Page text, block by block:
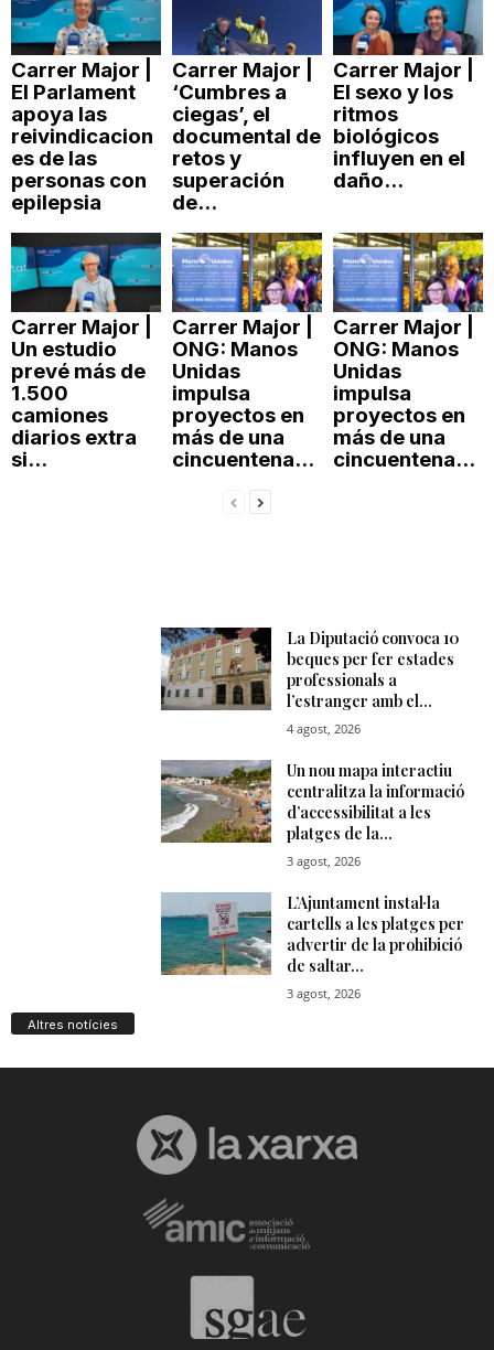
Carrer Major |
El Parlament
apoya las
reivindicacion
es de las
personas con
epilepsia
Carrer Major |
‘Cumbres a
ciegas’, el
documental de
retos y
superación
de...
Carrer Major |
El sexo y los
ritmos
biológicos
influyen en el
daño...
Carrer Major |
Un estudio
prevé más de
1.500
camiones
diarios extra
si...
Carrer Major |
ONG: Manos
Unidas
impulsa
proyectos en
más de una
cincuentena...
Carrer Major |
ONG: Manos
Unidas
impulsa
proyectos en
más de una
cincuentena...
Altres notícies